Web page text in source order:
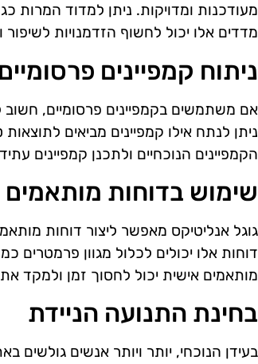
מעודכנות ומדויקות. ניתן למדוד המרות
מדדים אלו יכול לחשוף הזדמנויות לשיפור
ניתוח קמפיינים פרסומיים
אם משתמשים בקמפיינים פרסומיים, חשוב
ניתן לנתח אילו קמפיינים מביאים
הקמפיינים הנוכחיים ולתכנן קמפיינים
שימוש בדוחות מותאמים
גוגל אנליטיקס מאפשר ליצור דוחות
דוחות אלו יכולים לכלול מגוון
מותאמים אישית יכול לחסוך זמן ולמקד
בחינת התנועה הניידת
בעידן הנוכחי, יותר ויותר אנשים גולשים